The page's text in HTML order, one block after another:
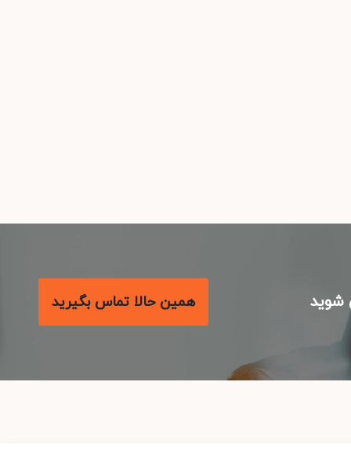
همین حالا تماس بگیرید